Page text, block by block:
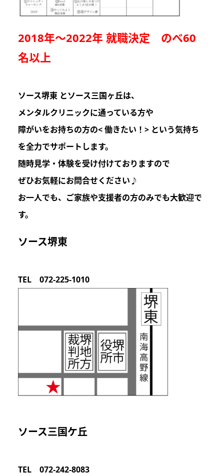
2018年～2022年 就職決定 のべ60
名以上
ソース堺東 とソース三国ヶ丘は、
メンタルクリニックに通っている方や
障がいをお持ちの方の< 働きたい！> という気持ち
を全力でサポートします。
随時見学・体験を受け付けておりますので
ぜひお気軽にお問合せください♪
お一人でも、ご家族や支援者の方のみでも大歓迎で
す。
ソース堺東
TEL 072-225-1010
ソース三国ケ丘
TEL 072-242-8083